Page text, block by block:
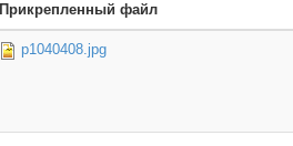
Прикрепленный файл
p1040408.jpg